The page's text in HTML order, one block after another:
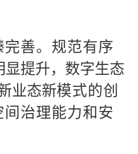
善。 规范有序
提升， 数字生态
业态新模式的创
治理能力和安